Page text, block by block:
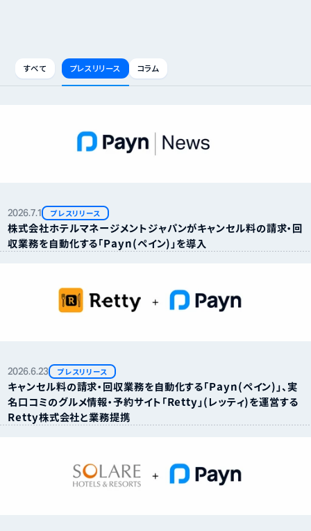
すべて プレスリリース コラム
2026.7.1 プレスリリース
株式会社ホテルマネージメントジャパンがキャンセル料の請求・回
収業務を自動化する「Payn（ペイン）」を導入
2026.6.23 プレスリリース
キャンセル料の請求・回収業務を自動化する「Payn（ペイン）」、実
名口コミのグルメ情報・予約サイト「Retty」（レッティ）を運営する
Retty株式会社と業務提携